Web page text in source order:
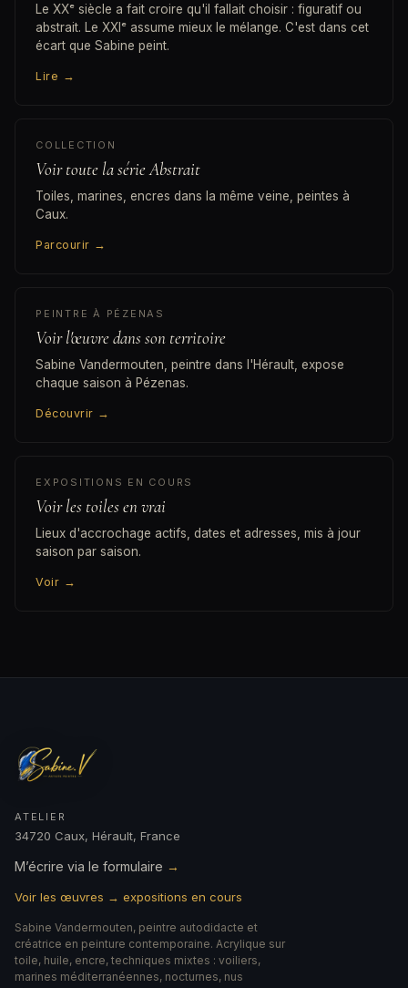
Le XXᵉ siècle a fait croire qu'il fallait choisir : figuratif ou
abstrait. Le XXIᵉ assume mieux le mélange. C'est dans cet
écart que Sabine peint.
Lire →
COLLECTION
Voir toute la série Abstrait
Toiles, marines, encres dans la même veine, peintes à
Caux.
Parcourir →
PEINTRE À PÉZENAS
Voir l'œuvre dans son territoire
Sabine Vandermouten, peintre dans l'Hérault, expose
chaque saison à Pézenas.
Découvrir →
EXPOSITIONS EN COURS
Voir les toiles en vrai
Lieux d'accrochage actifs, dates et adresses, mis à jour
saison par saison.
Voir →
ATELIER
34720 Caux, Hérault, France
M’écrire via le formulaire →
Voir les œuvres → expositions en cours
Sabine Vandermouten, peintre autodidacte et
créatrice en peinture contemporaine. Acrylique sur
toile, huile, encre, techniques mixtes : voiliers,
marines méditerranéennes, nocturnes, nus